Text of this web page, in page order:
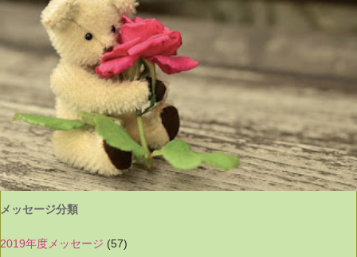
メッセージ分類
2019年度メッセージ (57)